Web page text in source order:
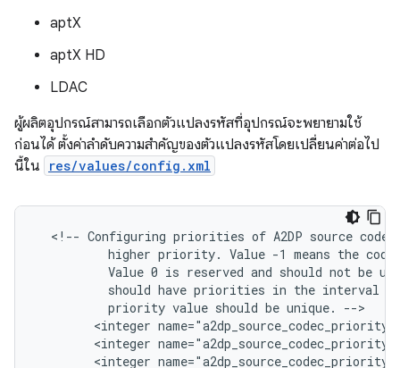
aptX
aptX HD
LDAC
ผู้ผลิตอุปกรณ์สามารถเลือกตัวแปลงรหัสที่อุปกรณ์จะพยายามใช้
ก่อนได้ ตั้งค่าลำดับความสำคัญของตัวแปลงรหัสโดยเปลี่ยนค่าต่อไป
นี้ใน
res/values/config.xml
<!-- Configuring priorities of A2DP source
higher priority. Value -1 means the
Value 0 is reserved and should not be
should have priorities in the interval
          priority value should be unique. -->
<integer
<integer
<integer